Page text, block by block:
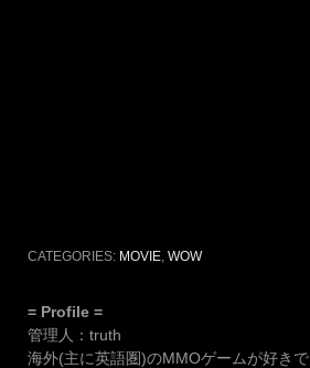
CATEGORIES: MOVIE WOW
= Profile =
管理人：truth
海外(主に英語圏)のMMOゲームが好きで